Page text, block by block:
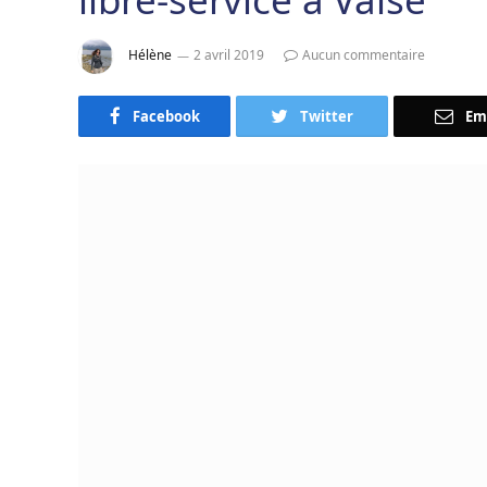
Hélène 2 avril 2019 Aucun commentaire
Facebook Twitter